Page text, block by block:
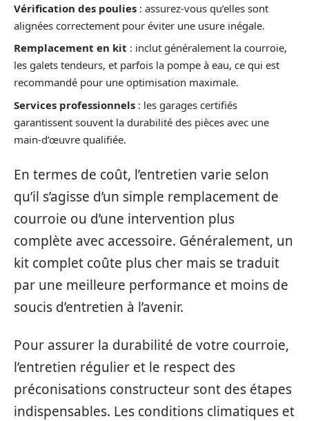
Vérification des poulies : assurez-vous qu’elles sont
alignées correctement pour éviter une usure inégale.
Remplacement en kit : inclut généralement la courroie,
les galets tendeurs, et parfois la pompe à eau, ce qui est
recommandé pour une optimisation maximale.
Services professionnels : les garages certifiés
garantissent souvent la durabilité des pièces avec une
main-d’œuvre qualifiée.
En termes de coût, l’entretien varie selon
qu’il s’agisse d’un simple remplacement de
courroie ou d’une intervention plus
complète avec accessoire. Généralement, un
kit complet coûte plus cher mais se traduit
par une meilleure performance et moins de
soucis d’entretien à l’avenir.
Pour assurer la durabilité de votre courroie,
l’entretien régulier et le respect des
préconisations constructeur sont des étapes
indispensables. Les conditions climatiques et